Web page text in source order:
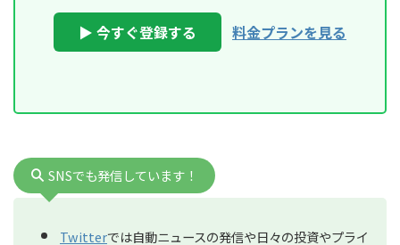
▶ 今すぐ登録する 料金プランを見る
SNSでも発信しています！
Twitterでは自動ニュースの発信や日々の投資やプライ